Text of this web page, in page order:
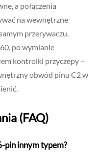
a połączenia
na wewnętrzne
przerywaczu.
po wymianie
kontrolki przyczepy –
obwód pinu C2 w
(FAQ)
pin innym typem?